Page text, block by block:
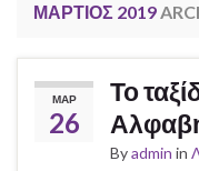
ΜΆΡΤΙΟΣ 2019
ΜΑΡ
26
Το
Byadmin in